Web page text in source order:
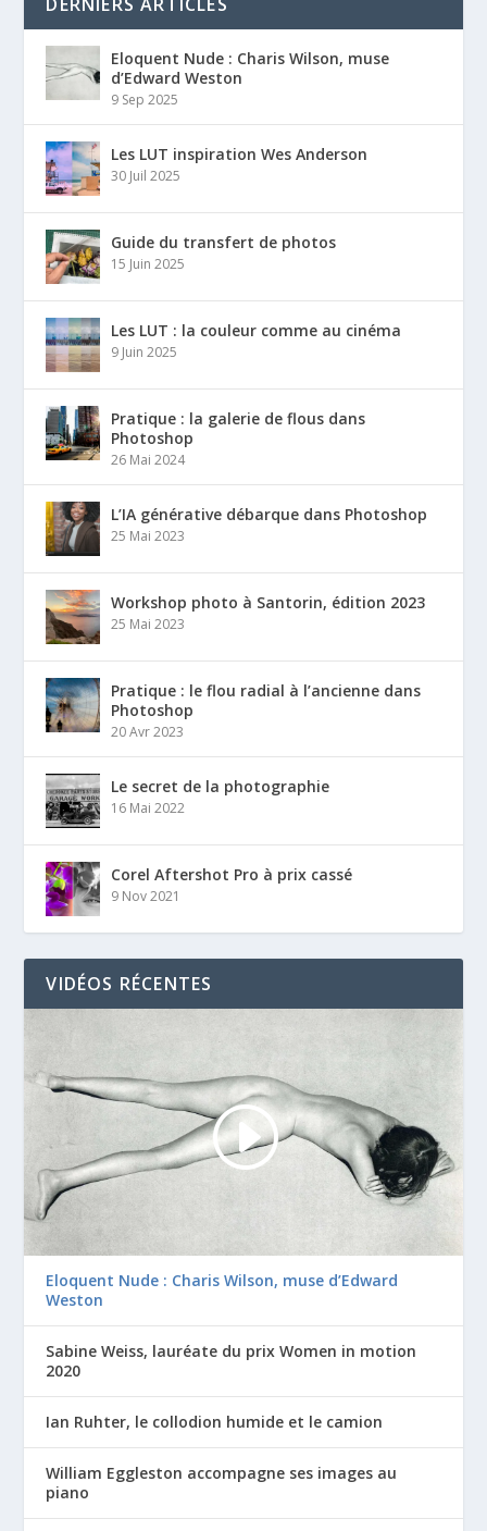
Eloquent Nude : Charis Wilson, muse
d’Edward Weston
9 Sep 2025
Les LUT inspiration Wes Anderson
30 Juil 2025
Guide du transfert de photos
15 Juin 2025
Les LUT : la couleur comme au cinéma
9 Juin 2025
Pratique : la galerie de flous dans
Photoshop
26 Mai 2024
L’IA générative débarque dans Photoshop
25 Mai 2023
Workshop photo à Santorin, édition 2023
25 Mai 2023
Pratique : le flou radial à l’ancienne dans
Photoshop
20 Avr 2023
Le secret de la photographie
16 Mai 2022
Corel Aftershot Pro à prix cassé
9 Nov 2021
VIDÉOS RÉCENTES
Eloquent Nude : Charis Wilson, muse d’Edward
Weston
Sabine Weiss, lauréate du prix Women in motion
2020
Ian Ruhter, le collodion humide et le camion
William Eggleston accompagne ses images au
piano